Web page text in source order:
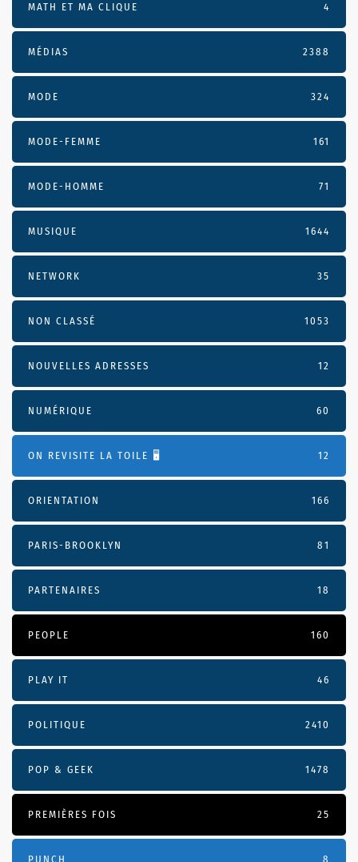
MATH ET MA CLIQUE 4
MÉDIAS 2388
MODE 324
MODE-FEMME 161
MODE-HOMME 71
MUSIQUE 1644
NETWORK 35
NON CLASSÉ 1053
NOUVELLES ADRESSES 12
NUMÉRIQUE 60
ON REVISITE LA TOILE 🖥️ 12
ORIENTATION 166
PARIS-BROOKLYN 81
PARTENAIRES 18
PEOPLE 160
PLAY IT 46
POLITIQUE 2410
POP & GEEK 1478
PREMIÈRES FOIS 25
PUNCH 8